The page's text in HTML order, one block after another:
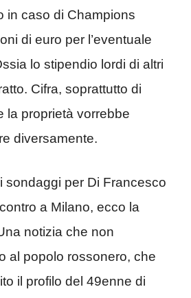
in caso di Champions
di euro per l’eventuale
lo stipendio lordi di altri
Cifra, soprattutto di
la proprietà vorrebbe
diversamente.
sondaggi per Di Francesco
a Milano, ecco la
notizia che non
al popolo rossonero, che
il profilo del 49enne di